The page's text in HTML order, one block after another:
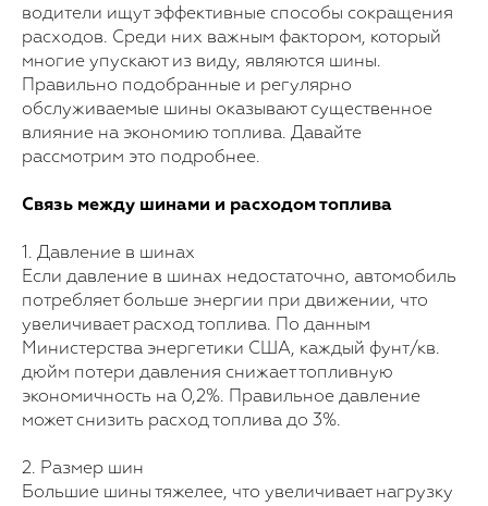
водители ищут эффективные способы сокращения
расходов. Среди них важным фактором, который
многие упускают из виду, являются шины.
Правильно подобранные и регулярно
обслуживаемые шины оказывают существенное
влияние на экономию топлива. Давайте
рассмотрим это подробнее.
Связь между шинами и расходом топлива
1. Давление в шинах
Если давление в шинах недостаточно, автомобиль
потребляет больше энергии при движении, что
увеличивает расход топлива. По данным
Министерства энергетики США, каждый фунт/кв.
дюйм потери давления снижает топливную
экономичность на 0,2%. Правильное давление
может снизить расход топлива до 3%.
2. Размер шин
Большие шины тяжелее, что увеличивает нагрузку